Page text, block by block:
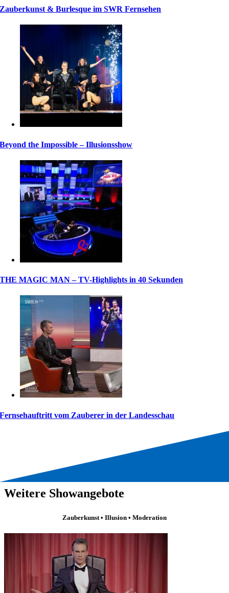
Zauberkunst & Burlesque im SWR Fernsehen
Beyond the Impossible – Illusionsshow
THE MAGIC MAN – TV-Highlights in 40 Sekunden
Fernsehauftritt vom Zauberer in der Landesschau
Weitere Showangebote
Zauberkunst • Illusion • Moderation